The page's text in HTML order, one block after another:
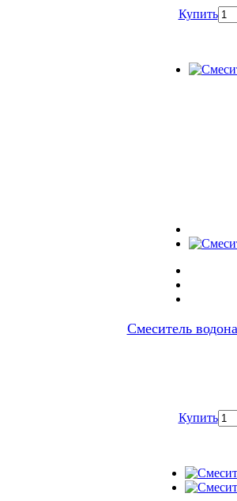
Купить
Смеситель
Купить